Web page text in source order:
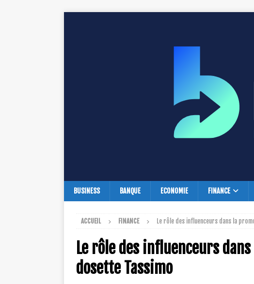
BUSINESS BANQUE ECONOMIE FINANCE
ACCUEIL FINANCE Le rôle des influenceurs dans la
Le rôle des influenceurs
dosette Tassimo